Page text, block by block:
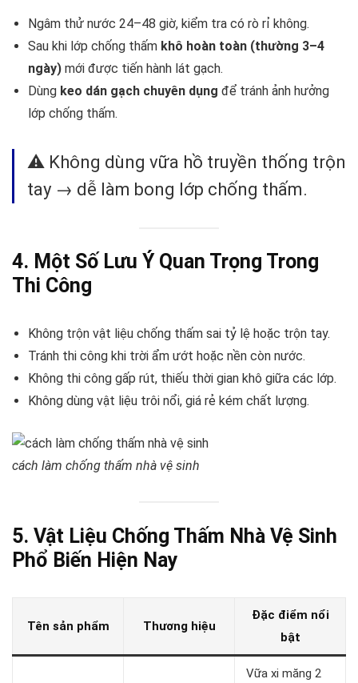
Ngâm thử nước 24–48 giờ, kiểm tra có rò rỉ không.
Sau khi lớp chống thấm khô hoàn toàn (thường 3–4
ngày) mới được tiến hành lát gạch.
Dùng keo dán gạch chuyên dụng để tránh ảnh hưởng
lớp chống thấm.
⚠️ Không dùng vữa hồ truyền thống trộn
tay → dễ làm bong lớp chống thấm.
4. Một Số Lưu Ý Quan Trọng Trong
Thi Công
Không trộn vật liệu chống thấm sai tỷ lệ hoặc trộn tay.
Tránh thi công khi trời ẩm ướt hoặc nền còn nước.
Không thi công gấp rút, thiếu thời gian khô giữa các lớp.
Không dùng vật liệu trôi nổi, giá rẻ kém chất lượng.
cách làm chống thấm nhà vệ sinh
5. Vật Liệu Chống Thấm Nhà Vệ Sinh
Phổ Biến Hiện Nay
Tên sản phẩm Thương hiệu
Đặc điểm nổi
bật
Vữa xi măng 2